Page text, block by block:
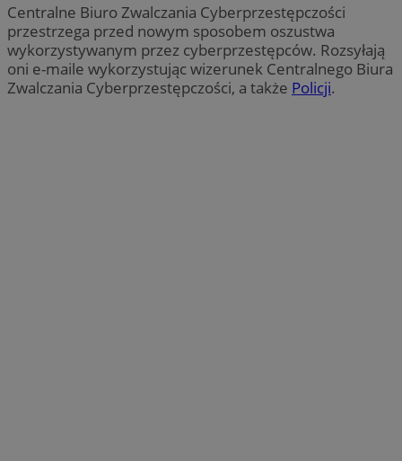
Centralne Biuro Zwalczania Cyberprzestępczości
przestrzega przed nowym sposobem oszustwa
wykorzystywanym przez cyberprzestępców. Rozsyłają
oni e-maile wykorzystując wizerunek Centralnego Biura
Zwalczania Cyberprzestępczości, a także Policji.